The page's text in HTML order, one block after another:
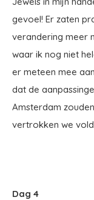
gevoel! Er zaten
verandering meer
waar ik nog niet
er meteen mee
dat de
Amsterdam
vertrokken we
Dag 4